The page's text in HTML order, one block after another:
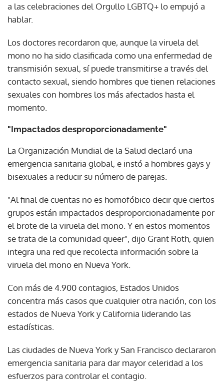
a las celebraciones del Orgullo LGBTQ+ lo empujó a
hablar.
Los doctores recordaron que, aunque la viruela del
mono no ha sido clasificada como una enfermedad de
transmisión sexual, sí puede transmitirse a través del
contacto sexual, siendo hombres que tienen relaciones
sexuales con hombres los más afectados hasta el
momento.
"Impactados desproporcionadamente"
La Organización Mundial de la Salud declaró una
emergencia sanitaria global, e instó a hombres gays y
bisexuales a reducir su número de parejas.
"Al final de cuentas no es homofóbico decir que ciertos
grupos están impactados desproporcionadamente por
el brote de la viruela del mono. Y en estos momentos
se trata de la comunidad queer", dijo Grant Roth, quien
integra una red que recolecta información sobre la
viruela del mono en Nueva York.
Con más de 4.900 contagios, Estados Unidos
concentra más casos que cualquier otra nación, con los
estados de Nueva York y California liderando las
estadísticas.
Las ciudades de Nueva York y San Francisco declararon
emergencia sanitaria para dar mayor celeridad a los
esfuerzos para controlar el contagio.